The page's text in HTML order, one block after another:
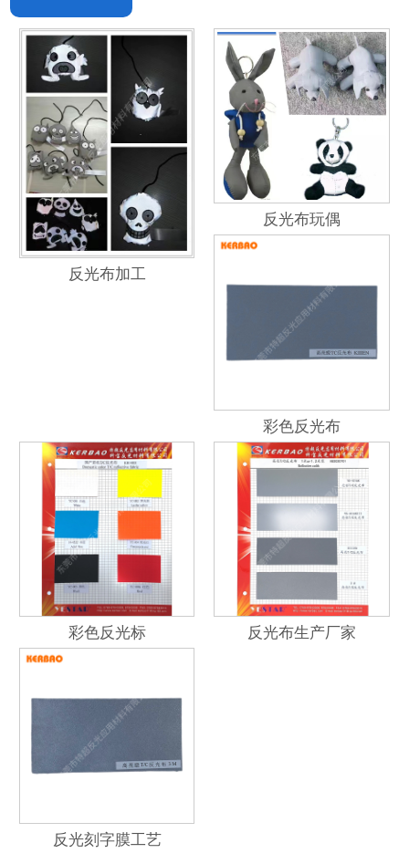
反光布加工
反光布玩偶
彩色反光布
彩色反光标 反光布生产厂家
反光刻字膜工艺